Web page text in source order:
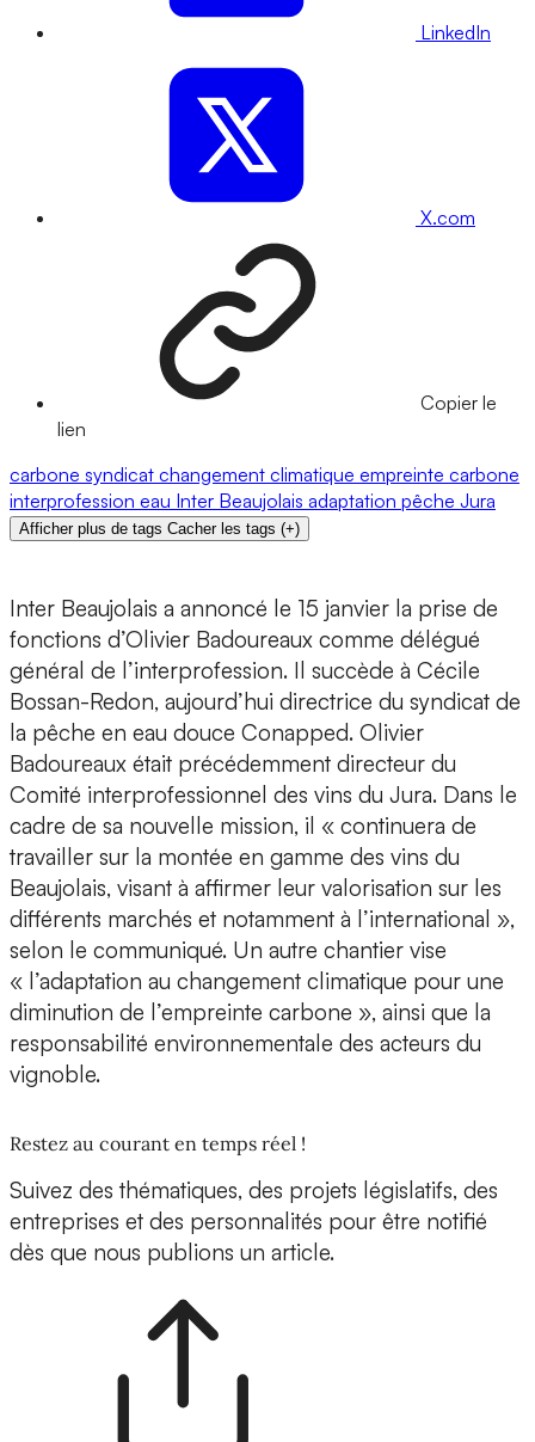
LinkedIn
X.com
Copier le
lien
carbone syndicat changement climatique empreinte carbone
interprofession eau Inter Beaujolais adaptation pêche Jura
Afficher plus de tags Cacher les tags (+)
Inter Beaujolais a annoncé le 15 janvier la prise de
fonctions d’Olivier Badoureaux comme délégué
général de l’interprofession. Il succède à Cécile
Bossan-Redon, aujourd’hui directrice du syndicat de
la pêche en eau douce Conapped. Olivier
Badoureaux était précédemment directeur du
Comité interprofessionnel des vins du Jura. Dans le
cadre de sa nouvelle mission, il « continuera de
travailler sur la montée en gamme des vins du
Beaujolais, visant à affirmer leur valorisation sur les
différents marchés et notamment à l’international »,
selon le communiqué. Un autre chantier vise
« l’adaptation au changement climatique pour une
diminution de l’empreinte carbone », ainsi que la
responsabilité environnementale des acteurs du
vignoble.
Restez au courant en temps réel !
Suivez des thématiques, des projets législatifs, des
entreprises et des personnalités pour être notifié
dès que nous publions un article.